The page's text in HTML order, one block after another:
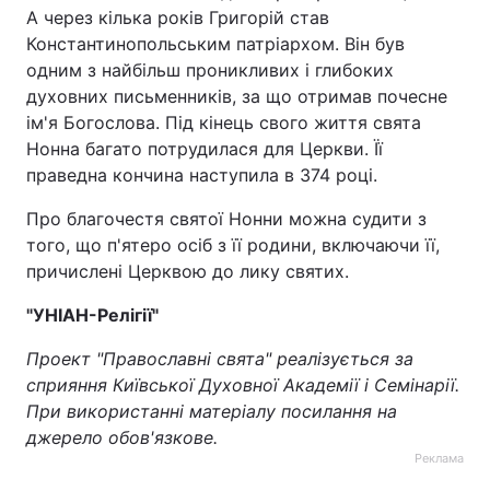
А через кілька років Григорій став
Константинопольським патріархом. Він був
одним з найбільш проникливих і глибоких
духовних письменників, за що отримав почесне
ім'я Богослова. Під кінець свого життя свята
Нонна багато потрудилася для Церкви. Її
праведна кончина наступила в 374 році.
Про благочестя святої Нонни можна судити з
того, що п'ятеро осіб з її родини, включаючи її,
причислені Церквою до лику святих.
"УНІАН-Релігії"
Проект "Православні свята" реалізується за
сприяння Київської Духовної Академії і Семінарії.
При використанні матеріалу посилання на
джерело обов'язкове.
Реклама